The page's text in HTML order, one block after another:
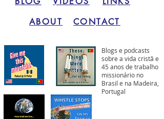
ABOUT
CONTACT
Blogs e podcasts
sobre a vida cristã e
45 anos de trabalho
missionário no
Brasil e na Madeira,
Portugal